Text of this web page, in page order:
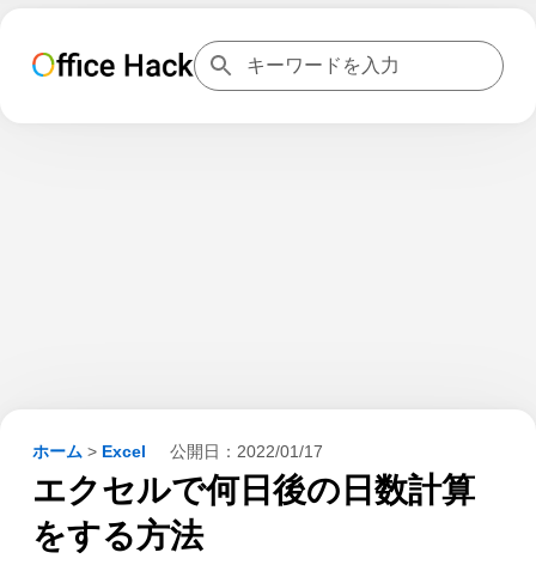
ホーム > Excel 公開日： 2022/01/17
エクセルで何日後の日数計算
をする方法